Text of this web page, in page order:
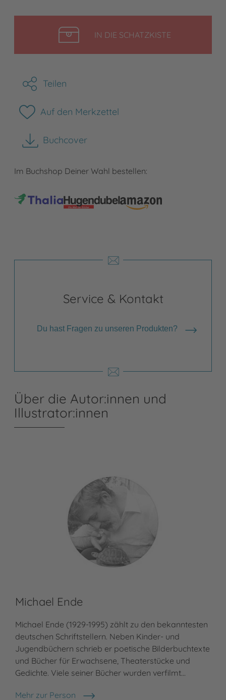
IN DIE SCHATZKISTELEGEN
Teilen
Auf den Merkzettel
Buchcover
herunterladen
Im Buchshop Deiner Wahl bestellen:
Service & Kontakt
Du hast Fragen zu unseren Produkten?
Über die Autor:innen und
Illustrator:innen
Michael Ende
Michael Ende (1929-1995) zählt zu den bekanntesten
deutschen Schriftstellern. Neben Kinder- und
Jugendbüchern schrieb er poetische Bilderbuchtexte
und Bücher für Erwachsene, Theaterstücke und
Gedichte. Viele seiner Bücher wurden verfilmt…
Mehr zur Person